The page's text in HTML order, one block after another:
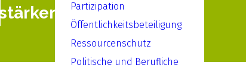
Partizipation
Öffentlichkeitsbeteiligung
Ressourcenschutz
Politische und Berufliche